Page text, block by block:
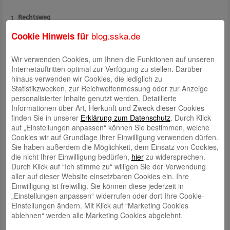
Rechtsweg
Instagram:
Geltungsbereich und Anerkennung der Teilnahmebedingungen
Diese Teilnahmebedingungen und Datenschutzhinweise regeln die
Teilnahmeam 1.500 € Fahrrad-Gutschein-Gewinnspiel
Stadtsparkasse Augsburg, Halderstraße 1-5, 86150 Augsburg
(nachfolgend bezeichnet als Sparkasse). Mit der Teilnahme am
Gewinnspiel erkennen die Teilnehmerinnen und Teilnehmer ausdrücklich
und verbindlich die folgenden Teilnahmebedingungen an:
1. Allgemeine Teilnahmebedingungen
Die Teilnahme istvom 20. Juli 2021 bis 02. August 2021 um 12:00
Uhrmöglich. Die Sparkasse behält sich vor, die Aktion jederzeit zu
verkürzen, zu verlängern oder abzubrechen. Ansprüche für die
Cookie Hinweis für blog.sska.de
Wir verwenden Cookies, um Ihnen die Funktionen auf unseren
Internetauftritten optimal zur Verfügung zu stellen. Darüber
hinaus verwenden wir Cookies, die lediglich zu
Statistikzwecken, zur Reichweitenmessung oder zur Anzeige
personalisierter Inhalte genutzt werden. Detaillierte
Informationen über Art, Herkunft und Zweck dieser Cookies
finden Sie in unserer Erklärung zum Datenschutz. Durch Klick
auf „Einstellungen anpassen“ können Sie bestimmen, welche
Cookies wir auf Grundlage Ihrer Einwilligung verwenden dürfen.
Sie haben außerdem die Möglichkeit, dem Einsatz von Cookies,
die nicht Ihrer Einwilligung bedürfen, hierzu widersprechen.
Durch Klick auf “Ich stimme zu“ willigen Sie der Verwendung
aller auf dieser Website einsetzbaren Cookies ein. Ihre
Einwilligung ist freiwillig. Sie können diese jederzeit in
„Einstellungen anpassen“ widerrufen oder dort Ihre Cookie-
Einstellungen ändern. Mit Klick auf “Marketing Cookies
ablehnen“ werden alle Marketing Cookies abgelehnt.